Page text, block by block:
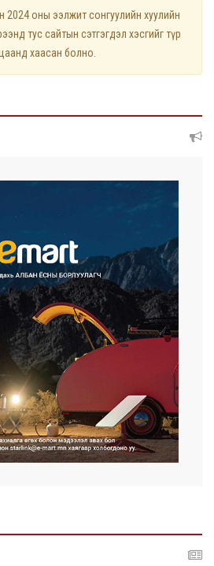
оны ээлжит сонгуулийн хуулийн
тус сайтын сэтгэгдэл хэсгийг түр
хаасан болно.